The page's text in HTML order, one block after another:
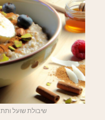
שיבולת שועל